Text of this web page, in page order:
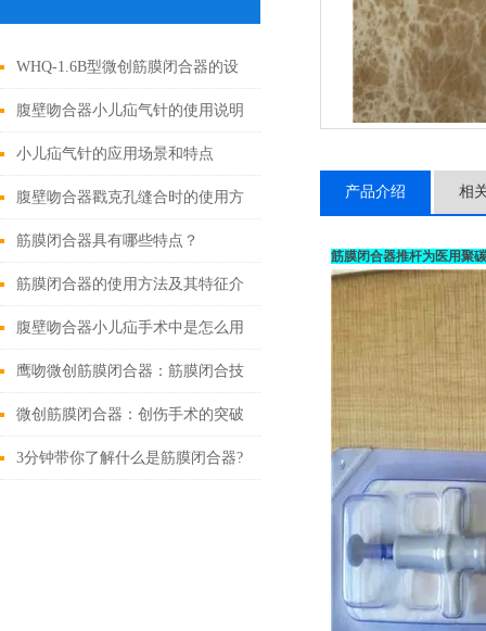
WHQ-1.6B型微创筋膜闭合器的设
计原理与应用
腹壁吻合器小儿疝气针的使用说明
小儿疝气针的应用场景和特点
腹壁吻合器戳克孔缝合时的使用方
法
筋膜闭合器具有哪些特点？
筋膜闭合器的使用方法及其特征介
绍
腹壁吻合器小儿疝手术中是怎么用
的
鹰吻微创筋膜闭合器：筋膜闭合技
术大突破
微创筋膜闭合器：创伤手术的突破
性进展
3分钟带你了解什么是筋膜闭合器?
产品介绍 相
筋膜闭合器推杆为医用聚